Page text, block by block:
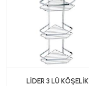
LİDER 3 LÜ KÖŞELİK